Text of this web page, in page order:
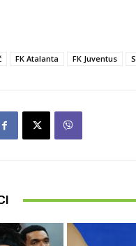
FK Atalanta FK Juventus